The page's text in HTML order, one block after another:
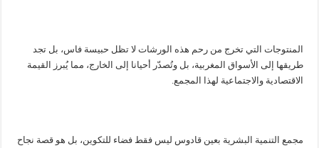
المنتوجات التي تخرج من رحم هذه الورشات لا تظل حبيسة فاس، بل تجد
طريقها إلى الأسواق المغربية، بل وتُصدّر أحيانا إلى الخارج، مما يُبرز القيمة
الاقتصادية والاجتماعية لهذا المجمع.
مجمع التنمية البشرية بعين قادوس ليس فقط فضاء للتكوين، بل هو قصة نجاح